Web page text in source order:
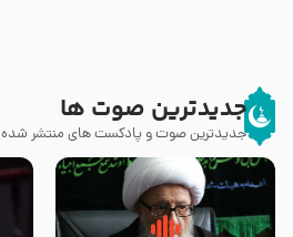
جدیدترین صوت ها
جدیدترین صوت و پادکست های منتشر شده